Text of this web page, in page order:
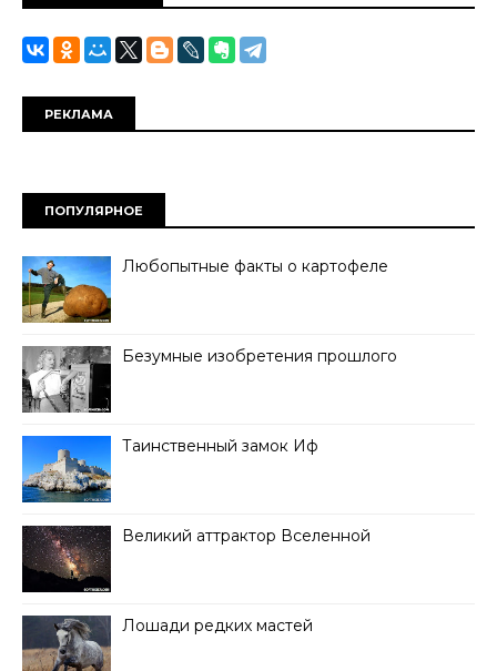
РЕКЛАМА
ПОПУЛЯРНОЕ
Любопытные факты о картофеле
Безумные изобретения прошлого
Таинственный замок Иф
Великий аттрактор Вселенной
Лошади редких мастей